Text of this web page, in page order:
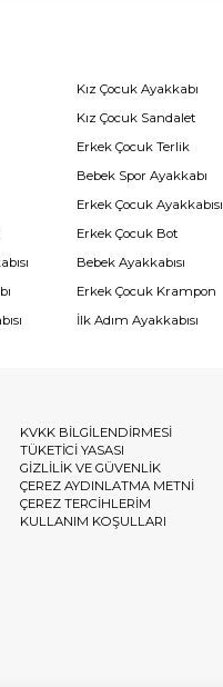
Kız Çocuk Ayakkabı
Kız Çocuk Sandalet
Erkek Çocuk Terlik
Bebek Spor Ayakkabı
Erkek Çocuk Ayakkabısı
Erkek Çocuk Bot
Bebek Ayakkabısı
Erkek Çocuk Krampon
İlk Adım Ayakkabısı
KVKK BİLGİLENDİRMESİ
TÜKETİCİ YASASI
GİZLİLİK VE GÜVENLİK
ÇEREZ AYDINLATMA METNİ
ÇEREZ TERCİHLERİM
KULLANIM KOŞULLARI